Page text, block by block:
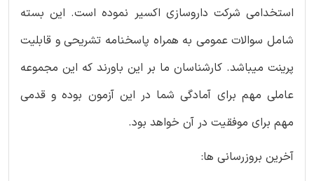
استخدامی شرکت داروسازی اکسیر نموده است. این بسته
شامل سوالات عمومی به همراه پاسخنامه تشریحی و قابلیت
پرینت میباشد. کارشناسان ما بر این باورند که این مجموعه
عاملی مهم برای آمادگی شما در این آزمون بوده و قدمی
مهم برای موفقیت در آن خواهد بود.
آخرین بروزرسانی ها: